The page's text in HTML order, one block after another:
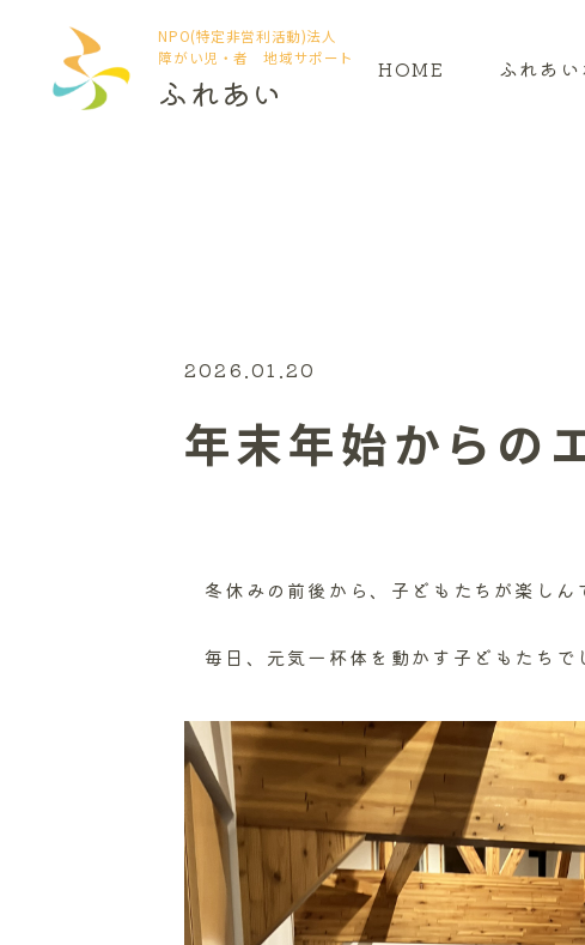
NPO(特定非営利活動)法人
障がい児・者 地域サポート
ふれあい
HOME ふれあ
2026.01.20
年末年始からの
冬休みの前後から、子どもたちが楽しん
毎日、元気一杯体を動かす子どもたちで